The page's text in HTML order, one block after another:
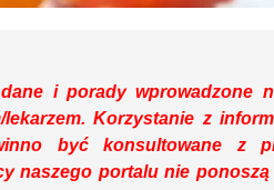
i porady wprowadzone
Korzystanie z
być konsultowane z
naszego portalu nie